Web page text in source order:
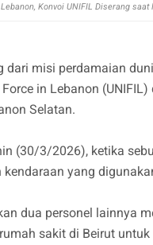
Konvoi UNIFIL Diserang
dari misi perdamaian
in Lebanon
Selatan.
(30/3/2026), ketika
yang
dua personel lainnya
sakit di Beirut